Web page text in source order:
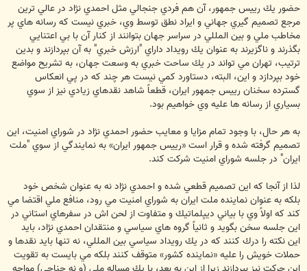
حضور يك رييس جمهور، آن هم فردي جنجالي مثل احمدي نژاد در عالي ترين
مرجع تصميم گيري جهاني و ايراد نطق توسط وي، خبري نيست كه رسانه هاي پر
مخاطب ملي و بين المللي در سراسر جهان بتوانند از كنار آن با بي اعتنايي
بگذرند و ناگزيرند به عنوان يك رويداد داراي "ارزش خبري" به آن بپردازند و بدين
ترتيب، تهران مي تواند در يك ساحت خبري به وسعت جهان، به تشريح مواضع
خود بپردازد و اين، البته، دستاورد كمي نيست هر چند كه در پي انعكاس
گسترده سخنان رييس جمهور ايران، قطعاً شاهد نقدهاي زيادي نيز از سوي
بسياري از رسانه ها عليه وي خواهيم بود.
به هر حال، با وجود تمام مزايا و معايب حضور احمدي ن‍ژاد در شوراي امنيت، اين
تصميم گرفته شده و قرار است «رييس جمهور ايران» به نمايندگي از سوي "ملت
ايران" در جلسه شوراي امنيت شركت كند.
لذا از آنجا كه اين تصميم قطعي شده و احمدي نژاد نه به عنوان شخص خود
بلكه به عنوان نماينده ملت ايران به شوراي امنيت مي رود، منافع ملي اقتضا مي
كند كه اولاً وي با بياني ديپلماتيك و متفاوت از لحن اش در سفرهاي استاني در
اين جلسه سخن بگويد و ثانياً گروه هاي سياسي و منتقدان احمدي نژاد، بايد
اين نكته را درك كنند كه در يك رويداد سياسي بين المللي، نه تنها بايد نقدها و
حملات خويش را عليه «نماينده كشور» متوقف كنند بلكه مي بايست به تقويت